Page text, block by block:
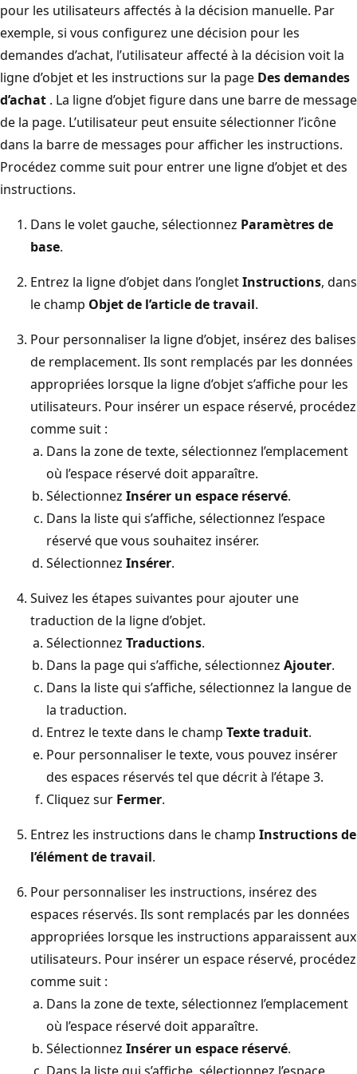
pour les utilisateurs affectés à la décision manuelle. Par
exemple, si vous configurez une décision pour les
demandes d’achat, l’utilisateur affecté à la décision voit la
ligne d’objet et les instructions sur la page Des demandes
d’achat . La ligne d’objet figure dans une barre de message
de la page. L’utilisateur peut ensuite sélectionner l’icône
dans la barre de messages pour afficher les instructions.
Procédez comme suit pour entrer une ligne d’objet et des
instructions.
Dans le volet gauche, sélectionnez Paramètres de
base.
Entrez la ligne d’objet dans l’ongletInstructions, dans
le champ Objet de l’article de travail.
Pour personnaliser la ligne d’objet, insérez des balises
de remplacement. Ils sont remplacés par les données
appropriées lorsque la ligne d’objet s’affiche pour les
utilisateurs. Pour insérer un espace réservé, procédez
comme suit :
Dans la zone de texte, sélectionnez l’emplacement
où l’espace réservé doit apparaître.
Sélectionnez Insérer un espace réservé.
Dans la liste qui s’affiche, sélectionnez l’espace
réservé que vous souhaitez insérer.
Sélectionnez Insérer.
Suivez les étapes suivantes pour ajouter une
traduction de la ligne d’objet.
Sélectionnez Traductions.
Dans la page qui s’affiche, sélectionnez Ajouter.
Dans la liste qui s’affiche, sélectionnez la langue de
la traduction.
Entrez le texte dans le champ Texte traduit.
Pour personnaliser le texte, vous pouvez insérer
des espaces réservés tel que décrit à l’étape 3.
Cliquez sur Fermer.
Entrez les instructions dans le champ Instructions de
l’élément de travail.
Pour personnaliser les instructions, insérez des
espaces réservés. Ils sont remplacés par les données
appropriées lorsque les instructions apparaissent aux
utilisateurs. Pour insérer un espace réservé, procédez
comme suit :
Dans la zone de texte, sélectionnez l’emplacement
où l’espace réservé doit apparaître.
Sélectionnez Insérer un espace réservé.
Dans la liste qui s’affiche, sélectionnez l’espace